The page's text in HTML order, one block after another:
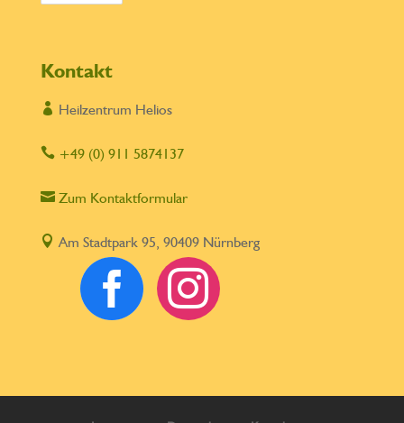
Kontakt
 Heilzentrum Helios
+49 (0) 911 5874137
Zum Kontaktformular
 Am Stadtpark 95, 90409 Nürnberg
 